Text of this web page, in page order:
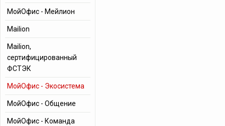
МойОфис - Мейлион
Mailion
Mailion,
cертифицированный
ФСТЭК
МойОфис - Экосистема
МойОфис - Общение
МойОфис - Команда